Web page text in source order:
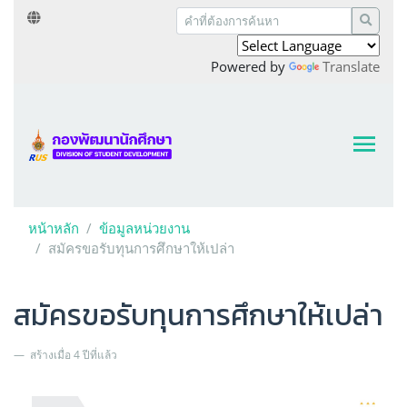
Powered by Translate
หน้าหลัก
ข้อมูลหน่วยงาน
สมัครขอรับทุนการศึกษาให้เปล่า
สมัครขอรับทุนการศึกษาให้เปล่า
สร้างเมื่อ 4 ปีที่แล้ว